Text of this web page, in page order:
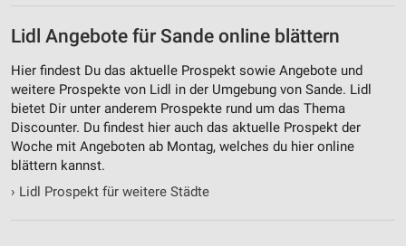
Lidl Angebote für Sande online blättern
Hier findest Du das aktuelle Prospekt sowie Angebote und
weitere Prospekte von Lidl in der Umgebung von Sande. Lidl
bietet Dir unter anderem Prospekte rund um das Thema
Discounter. Du findest hier auch das aktuelle Prospekt der
Woche mit Angeboten ab Montag, welches du hier online
blättern kannst.
› Lidl Prospekt für weitere Städte